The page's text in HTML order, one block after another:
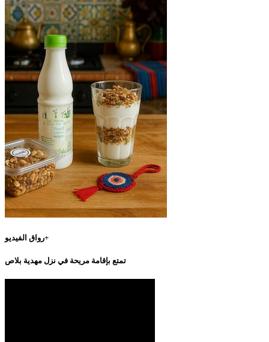
رواق الفيديو+
تمتع بإقامة مريحة في نزل مهدية بلاص